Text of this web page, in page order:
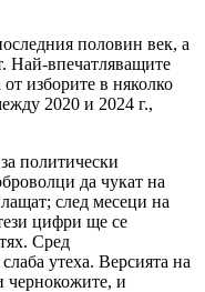
половин век, а
Най-впечатляващите
изборите в няколко
2020 и 2024 г.,
политически
да чукат на
след месеци на
цифри ще се
Сред
утеха. Версията на
чернокожите, и